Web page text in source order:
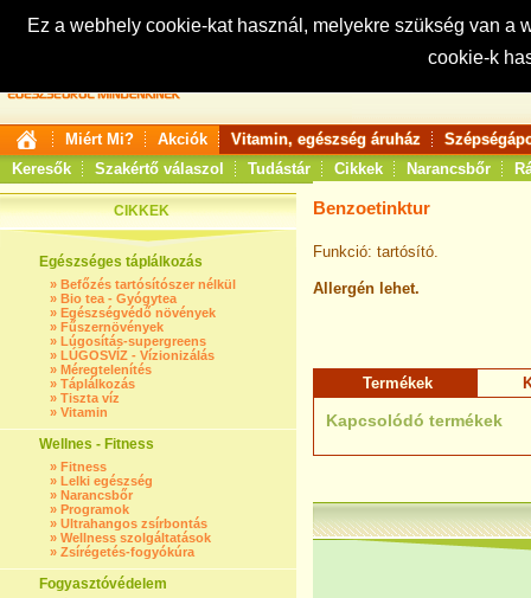
Ez a webhely cookie-kat használ, melyekre szükség van
cookie-k
Keresés:
Miért Mi? Akciók Vitamin, egészség áruház
Keresők
Szakértő válaszol Tudástár Cikkek Narancsbőr
CIKKEK
Egészséges táplálkozás
» Befőzés tartósítószer nélkül
» Bio tea - Gyógytea
» Egészségvédő növények
» Fűszernövények
» Lúgosítás-supergreens
» LÚGOSVÍZ - Vízionizálás
» Méregtelenítés
» Táplálkozás
» Tiszta víz
» Vitamin
Wellnes - Fitness
» Fitness
» Lelki egészség
» Narancsbőr
» Programok
» Ultrahangos zsírbontás
» Wellness szolgáltatások
» Zsírégetés-fogyókúra
Fogyasztóvédelem
Benzoetinktur
Funkció: tartósító.
Allergén lehet.
Termékek
Kapcsolódó termékek